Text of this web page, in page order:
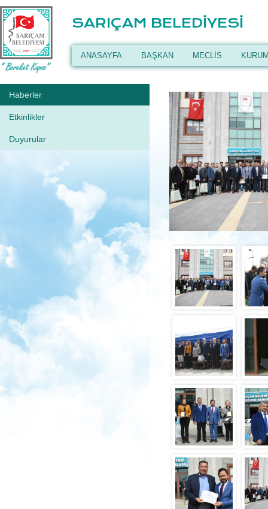
SARIÇAM BELEDİYESİ
ANASAYFA BAŞKAN MECLİS
Haberler
Etkinlikler
Duyurular